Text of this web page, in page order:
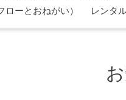
ーとおねがい）
レンタ